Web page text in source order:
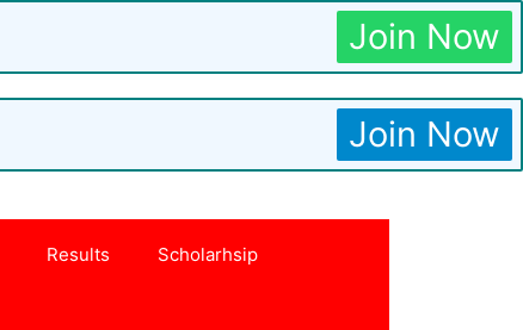
Join Now
Join Now
Results Scholarhsip